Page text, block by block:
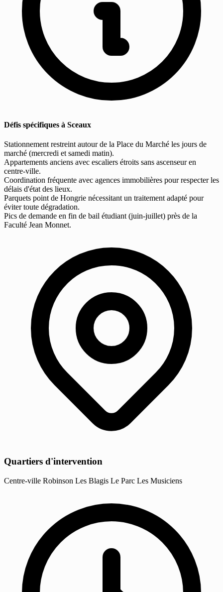
Défis spécifiques à Sceaux
Stationnement restreint autour de la Place du Marché les jours de
marché (mercredi et samedi matin).
Appartements anciens avec escaliers étroits sans ascenseur en
centre-ville.
Coordination fréquente avec agences immobilières pour respecter les
délais d'état des lieux.
Parquets point de Hongrie nécessitant un traitement adapté pour
éviter toute dégradation.
Pics de demande en fin de bail étudiant (juin-juillet) près de la
Faculté Jean Monnet.
Quartiers d'intervention
Centre-ville Robinson Les Blagis Le Parc Les Musiciens